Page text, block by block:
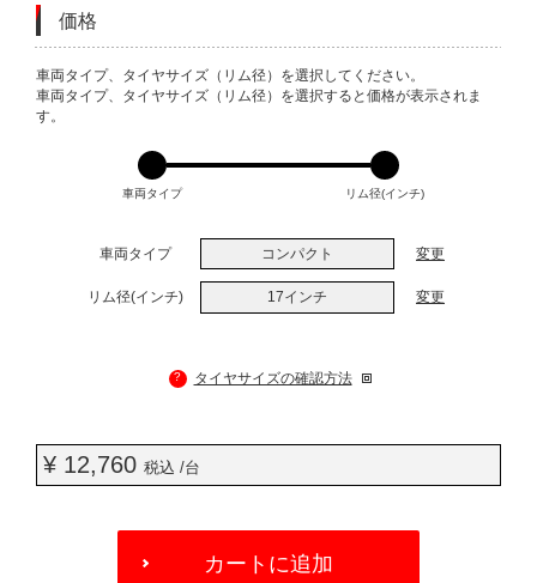
価格
VARIATIONS
車両タイプ、タイヤサイズ（リム径）を選択してください。
車両タイプ、タイヤサイズ（リム径）を選択すると価格が表示されま
す。
車両タイプ リム径(インチ)
車両タイプ コンパクト 変更
リム径(インチ) 17インチ 変更
? タイヤサイズの確認方法
¥ 12,760 税込 /台
カートに追加